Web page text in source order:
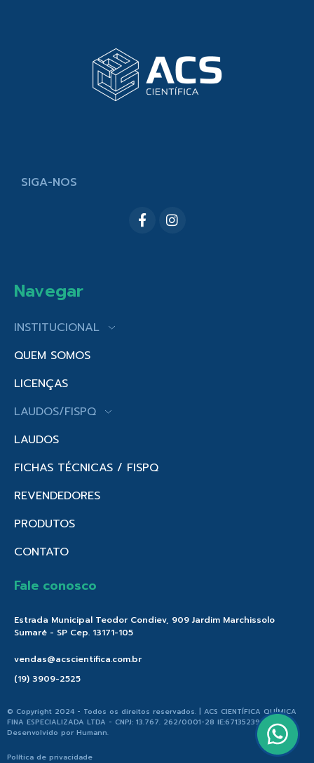
SIGA-NOS
Navegar
INSTITUCIONAL
QUEM SOMOS
LICENÇAS
LAUDOS/FISPQ
LAUDOS
FICHAS TÉCNICAS / FISPQ
REVENDEDORES
PRODUTOS
CONTATO
Fale conosco
Estrada Municipal Teodor Condiev, 909 Jardim Marchissolo
Sumaré - SP Cep. 13171-105
vendas@acscientifica.com.br
(19) 3909-2525
© Copyright 2024 - Todos os direitos reservados. | ACS CIENTÍFICA QUÍMICA
FINA ESPECIALIZADA LTDA - CNPJ: 13.767. 262/0001-28 IE:671352396.176 |
Desenvolvido por Humann.
Política de privacidade